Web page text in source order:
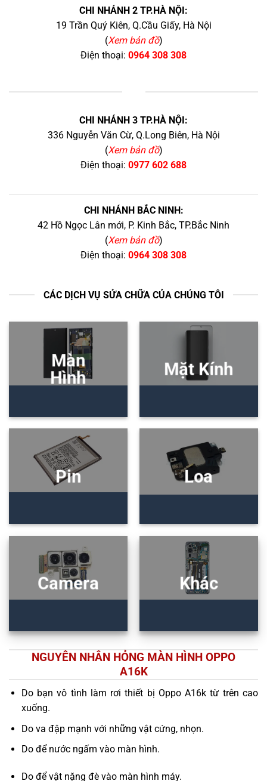
CHI NHÁNH 2 TP.HÀ NỘI:
19 Trần Quý Kiên, Q.Cầu Giấy, Hà Nội
(Xem bản đồ)
Điện thoại: 0964 308 308
CHI NHÁNH 3 TP.HÀ NỘI:
336 Nguyễn Văn Cừ, Q.Long Biên, Hà Nội
(Xem bản đồ)
Điện thoại: 0977 602 688
CHI NHÁNH BẮC NINH:
42 Hồ Ngọc Lân mới, P. Kinh Bắc, TP.Bắc Ninh
(Xem bản đồ)
Điện thoại: 0964 308 308
CÁC DỊCH VỤ SỬA CHỮA CỦA CHÚNG TÔI
Màn
Hình
Mặt Kính
Pin Loa
Camera Khác
NGUYÊN NHÂN HỎNG MÀN HÌNH OPPO
A16K
Do bạn vô tình làm rơi thiết bị Oppo A16k từ trên cao
xuống.
Do va đập mạnh với những vật cứng, nhọn.
Do để nước ngấm vào màn hình.
Do để vật nặng đè vào màn hình máy.